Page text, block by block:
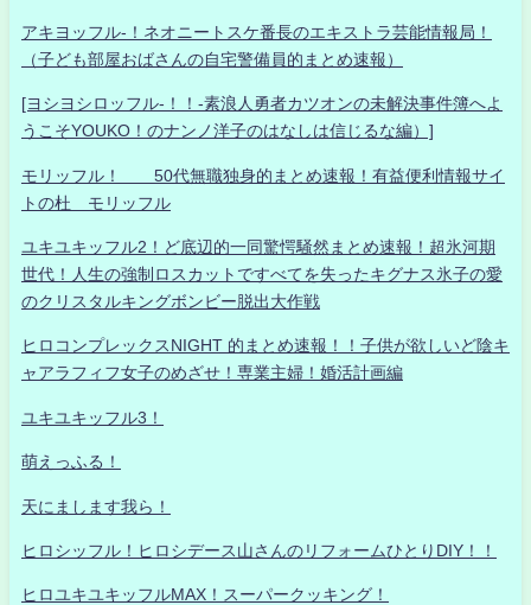
アキヨッフル-！ネオニートスケ番長のエキストラ芸能情報局！
（子ども部屋おばさんの自宅警備員的まとめ速報）
[ヨシヨシロッフル-！！-素浪人勇者カツオンの未解決事件簿へよ
うこそYOUKO！のナンノ洋子のはなしは信じるな編）]
モリッフル！ 50代無職独身的まとめ速報！有益便利情報サイ
トの杜 モリッフル
ユキユキッフル2！ど底辺的一同驚愕騒然まとめ速報！超氷河期
世代！人生の強制ロスカットですべてを失ったキグナス氷子の愛
のクリスタルキングボンビー脱出大作戦
ヒロコンプレックスNIGHT 的まとめ速報！！子供が欲しいど陰キ
ャアラフィフ女子のめざせ！専業主婦！婚活計画編
ユキユキッフル3！
萌えっふる！
天にまします我ら！
ヒロシッフル！ヒロシデース山さんのリフォームひとりDIY！！
ヒロユキユキッフルMAX！スーパークッキング！